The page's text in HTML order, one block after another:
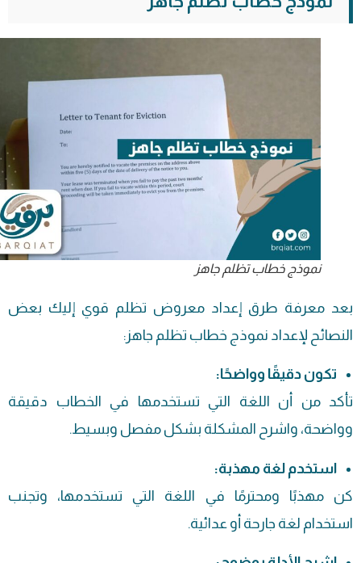
نموذج خطاب تظلم جاهز
بعد معرفة طرق إعداد معروض تظلم قوي إليك بعض
النصائح لإعداد نموذج خطاب تظلم جاهز:
تكون دقيقًا وواضحًا:
تأكد من أن اللغة التي تستخدمها في الخطاب دقيقة
وواضحة، واشرح المشكلة بشكل مفصل وبسيط.
استخدم لغة مهذبة:
كن مهذبًا ومحترمًا في اللغة التي تستخدمها، وتجنب
استخدام لغة جارحة أو عدائية.